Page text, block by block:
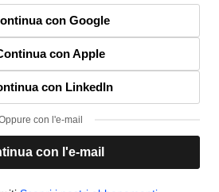
con Google
con Apple
con LinkedIn
con l'e-mail
con l'e-mail